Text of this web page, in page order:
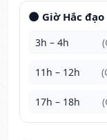
🌑 Giờ Hắc đạo
3h – 4h
11h – 12h
17h – 18h